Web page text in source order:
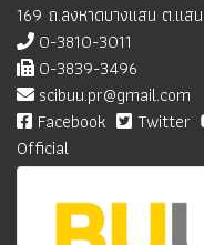
169 ถ.ลงหาดบางแสน ต.แส
0-3810-3011
0-3839-3496
scibuu.pr@gmail.com
Facebook
Twitter
Official